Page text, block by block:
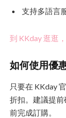
支持多語言
到 KKday 逛逛
如何使用優
只要在 KKday
折扣。建議提
前完成訂購。